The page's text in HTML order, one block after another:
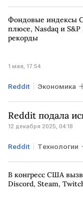
Фондовые индексы
плюсе, Nasdaq и
рекорды
1 мая, 17:54
Reddit Экономика
Индексы Акции
Dow Jones Apple
Reddit подала
12 декабря 2025, 04:18
Reddit Технологии
АВСТРАЛИЯ РФ
Верховный суд
В конгресс США
Discord, Steam,